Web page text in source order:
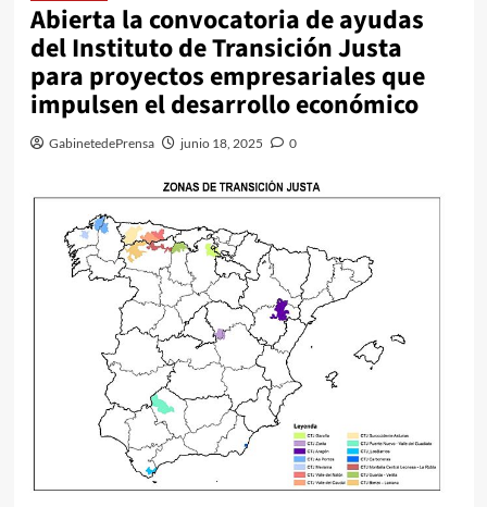
Abierta la convocatoria de ayudas
del Instituto de Transición Justa
para proyectos empresariales que
impulsen el desarrollo económico
GabinetedePrensa junio 18, 2025 0